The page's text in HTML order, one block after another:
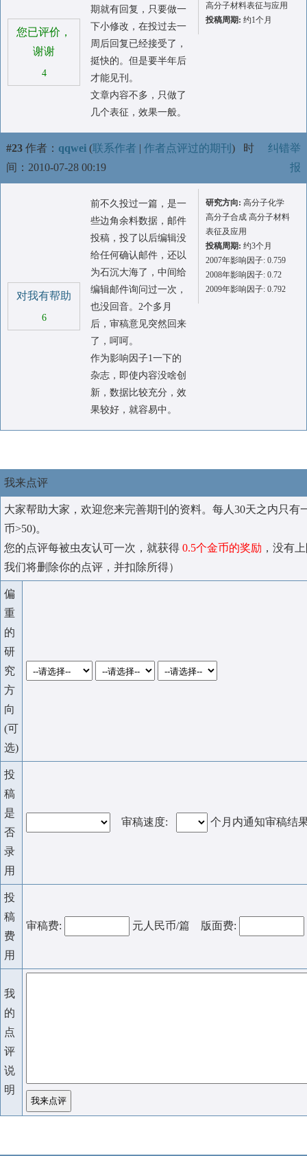
您已评价，
谢谢
4
期就有回复，只要做一
下小修改，在投过去一
周后回复已经接受了，
挺快的。但是要半年后
才能见刊。
文章内容不多，只做了
几个表征，效果一般。
高分子材料表征与应用
投稿周期: 约1个月
#23 作者： qqwei (联系作者 | 作者点评过的期刊 ) 时
间：2010-07-28 00:19
纠错举
报
对我有帮助
6
前不久投过一篇，是一
些边角余料数据，邮件
投稿，投了以后编辑没
给任何确认邮件，还以
为石沉大海了，中间给
编辑邮件询问过一次，
也没回音。2个多月
后，审稿意见突然回来
了，呵呵。
作为影响因子1一下的
杂志，即使内容没啥创
新，数据比较充分，效
果较好，就容易中。
研究方向: 高分子化学
高分子合成 高分子材料
表征及应用
投稿周期: 约3个月
2007年影响因子: 0.759
2008年影响因子: 0.72
2009年影响因子: 0.792
我来点评
大家帮助大家，欢迎您来完善期刊的资料。每人30天之内只有
币>50)。
您的点评每被虫友认可一次，就获得 0.5个金币的奖励 ，没有
我们将删除你的点评，并扣除所得）
偏
重
的
研
究
方
向
(可
选)
投
稿
是
否
录
用
审稿速度: 个月内通知审稿结
投
稿
费
用
审稿费: 元人民币/篇 版面费:
我
的
点
评
说
明